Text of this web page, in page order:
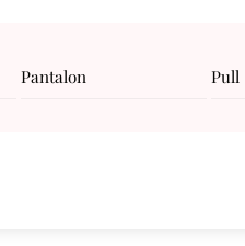
Pantalon Pull